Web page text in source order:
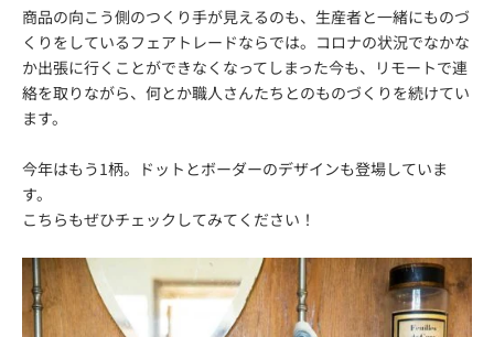
商品の向こう側のつくり手が見えるのも、生産者と一緒にものづ
くりをしているフェアトレードならでは。コロナの状況でなかな
か出張に行くことができなくなってしまった今も、リモートで連
絡を取りながら、何とか職人さんたちとのものづくりを続けてい
ます。
今年はもう1柄。ドットとボーダーのデザインも登場していま
す。
こちらもぜひチェックしてみてください！